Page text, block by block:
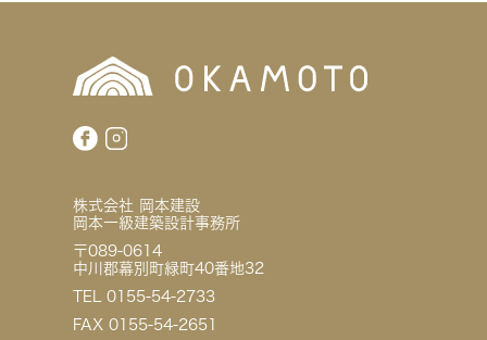
株式会社 岡本建設
岡本一級建築設計事務所
〒089-0614
中川郡幕別町緑町40番地32
TEL 0155-54-2733
FAX 0155-54-2651